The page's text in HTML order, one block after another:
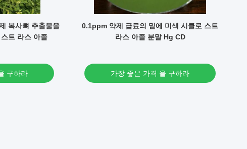
복사뼈 추출물을
트 라스 아졸
구하라
0.1ppm 약제 급료의 밑에 미색 시클로 스트
라스 아졸 분말 Hg CD
가장 좋은 가격 을 구하라